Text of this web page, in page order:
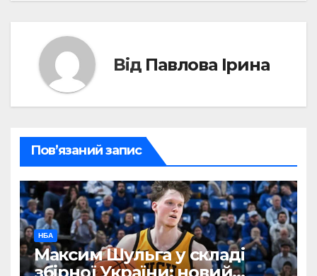
Від Павлова Ірина
Пов’язаний запис
НБА
Максим Шульга у складі